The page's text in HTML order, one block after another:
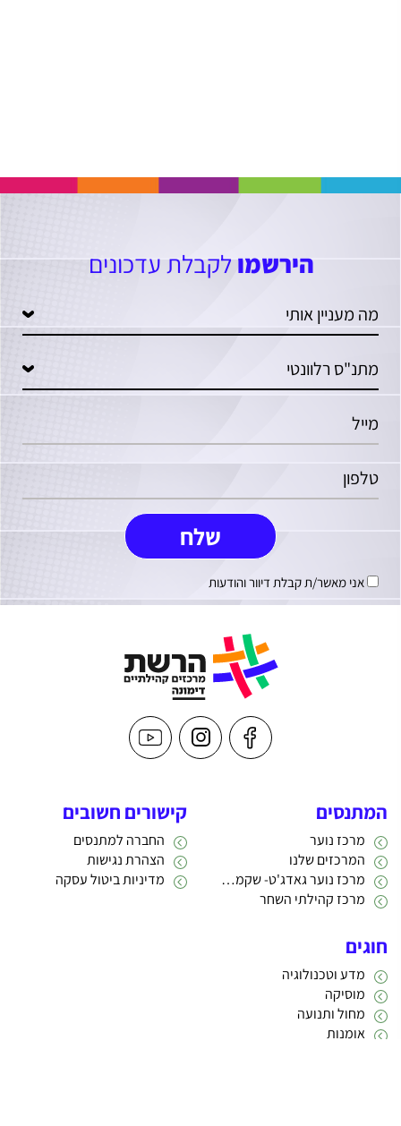
הירשמולקבלת עדכונים
אני מאשר/ת קבלת דיוור והודעות
המתנסים
מרכז נוער
המרכזים שלנו
מרכז נוער גאדג'ט- שקמה 22
מרכז קהילתי השחר
קישורים חשובים
החברה למתנסים
הצהרת נגישות
מדיניות ביטול עסקה
חוגים
מדע וטכנולוגיה
מוסיקה
מחול ותנועה
אומנות